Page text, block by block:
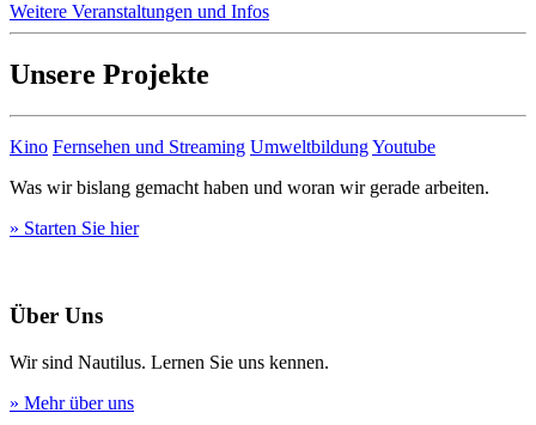
Weitere Veranstaltungen und Infos
Unsere Projekte
Kino Fernsehen und Streaming UmweltbildungYoutube
Was wir bislang gemacht haben und woran wir gerade arbeiten.
» Starten Sie hier
Über Uns
Wir sind Nautilus. Lernen Sie uns kennen.
» Mehr über uns